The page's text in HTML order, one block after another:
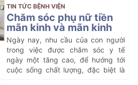
đồng chí Phạm Thiện Hoạch, phó bí
thư Đảng ủy – Phó giám đốc bệnh
viện đã đọc thư của chủ tịch Hồ Chí
Minh gửi ngành y tế năm 1955. Gần
60 năm qua, lời căn dặn của Người
vẫn luôn có sức lan tỏa, được tập
thể CBNV bệnh viện phụ sản Hải
Phòng nói riêng tích cực học tập và
TIN TỨC BỆNH VIỆN
Chăm sóc phụ nữ tiền
mãn kinh và mãn kinh
Ngày nay, nhu cầu của con người
trong việc được chăm sóc y tế
ngày một tăng cao, để hướng tới
cuộc sống chất lượng, đặc biệt là
chị em phụ nữ, khi đã bước sang